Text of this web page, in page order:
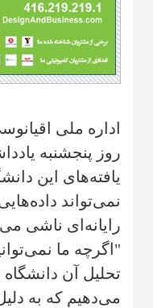
اداره ملی
روز پنجشنبه
یافته‌های این
نمی‌تواند
رایانه‌ای ناشی
"اگرچه ما
تحلیل آن دانشگاه
می‌دهیم که به